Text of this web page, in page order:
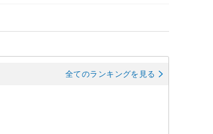
全てのランキングを見る